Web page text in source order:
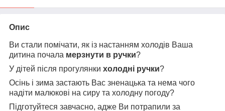
Опис
Ви стали помічати, як із настанням холодів Ваша
дитина почала мерзнути в ручки?
У дітей після прогулянки холодні ручки?
Осінь і зима застають Вас зненацька та нема чого
надіти малюкові на сиру та холодну погоду?
Підготуйтеся завчасно, адже Ви потрапили за